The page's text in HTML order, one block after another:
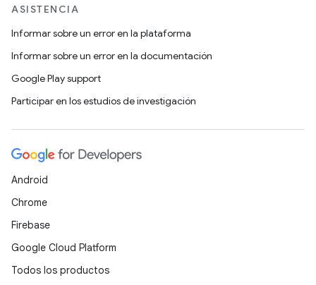
ASISTENCIA
Informar sobre un error en la plataforma
Informar sobre un error en la documentación
Google Play support
Participar en los estudios de investigación
Android
Chrome
Firebase
Google Cloud Platform
Todos los productos